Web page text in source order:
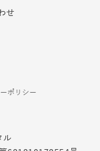
せ
ポリシー
ル